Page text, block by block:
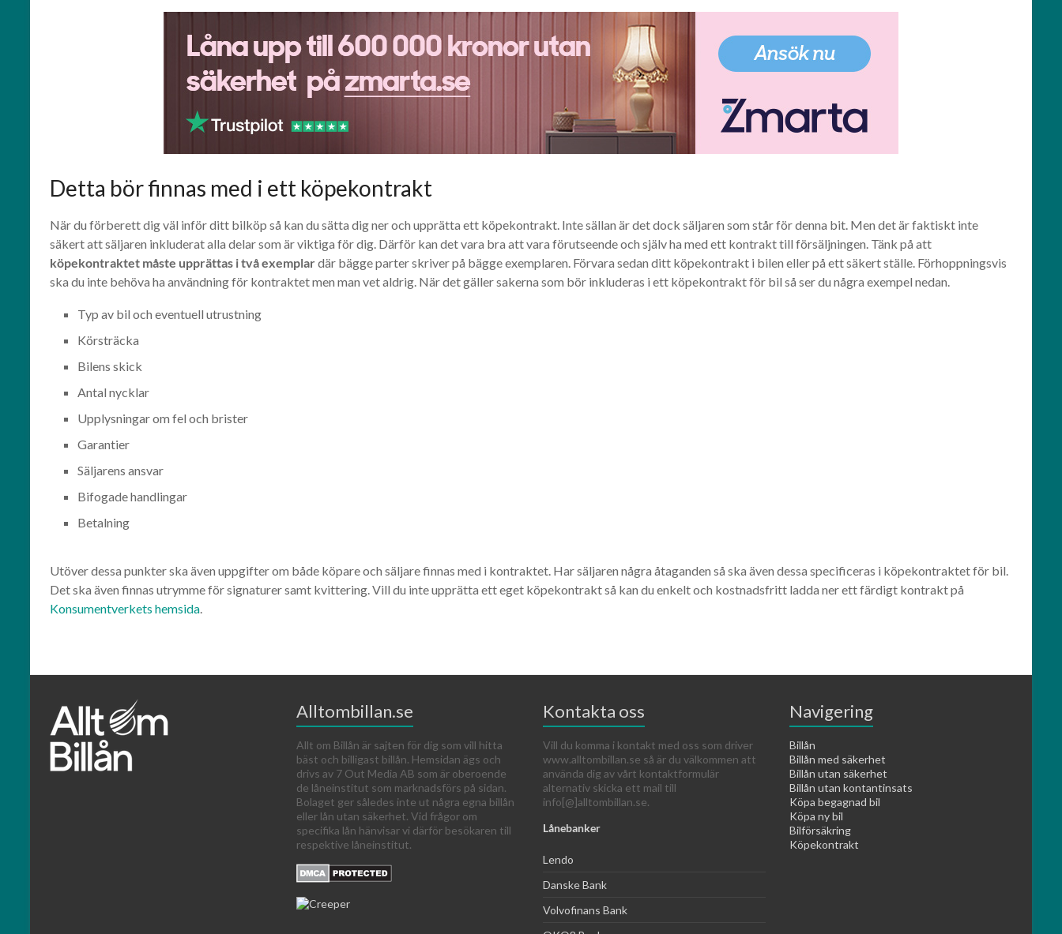
Detta bör finnas med i ett köpekontrakt
När du förberett dig väl inför ditt bilköp så kan du sätta dig ner och upprätta ett köpekontrakt. Inte sällan är det dock säljaren som står för denna bit. Men det är faktiskt inte
säkert att säljaren inkluderat alla delar som är viktiga för dig. Därför kan det vara bra att vara förutseende och själv ha med ett kontrakt till försäljningen. Tänk på att
köpekontraktet måste upprättas i två exemplardär bägge parter skriver på bägge exemplaren. Förvara sedan ditt köpekontrakt i bilen eller på ett säkert ställe. Förhoppningsvis
ska du inte behöva ha användning för kontraktet men man vet aldrig. När det gäller sakerna som bör inkluderas i ett köpekontrakt för bil så ser du några exempel nedan.
Typ av bil och eventuell utrustning
Körsträcka
Bilens skick
Antal nycklar
Upplysningar om fel och brister
Garantier
Säljarens ansvar
Bifogade handlingar
Betalning
Utöver dessa punkter ska även uppgifter om både köpare och säljare finnas med i kontraktet. Har säljaren några åtaganden så ska även dessa specificeras i köpekontraktet för bil.
Det ska även finnas utrymme för signaturer samt kvittering. Vill du inte upprätta ett eget köpekontrakt så kan du enkelt och kostnadsfritt ladda ner ett färdigt kontrakt på
Konsumentverkets hemsida.
Alltombillan.se
Allt om Billån är sajten för dig som vill hitta
bäst och billigast billån. Hemsidan ägs och
drivs av 7 Out Media AB som är oberoende
de låneinstitut som marknadsförs på sidan.
Bolaget ger således inte ut några egna billån
eller lån utan säkerhet. Vid frågor om
specifika lån hänvisar vi därför besökaren till
respektive låneinstitut.
Kontakta oss
Vill du komma i kontakt med oss som driver
www.alltombillan.se så är du välkommen att
använda dig av vårt kontaktformulär
alternativ skicka ett mail till
info[@]alltombillan.se.
Lånebanker
Lendo
Danske Bank
Volvofinans Bank
Navigering
Billån
Billån med säkerhet
Billån utan säkerhet
Billån utan kontantinsats
Köpa begagnad bil
Köpa ny bil
Bilförsäkring
Köpekontrakt